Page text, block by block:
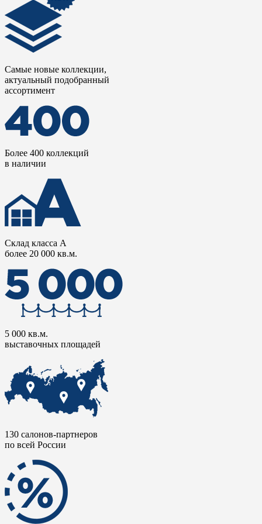
Самые новые коллекции,
актуальный подобранный
ассортимент
Более 400 коллекций
в наличии
Склад класса А
более 20 000 кв.м.
5 000 кв.м.
выставочных площадей
130 салонов-партнеров
по всей России